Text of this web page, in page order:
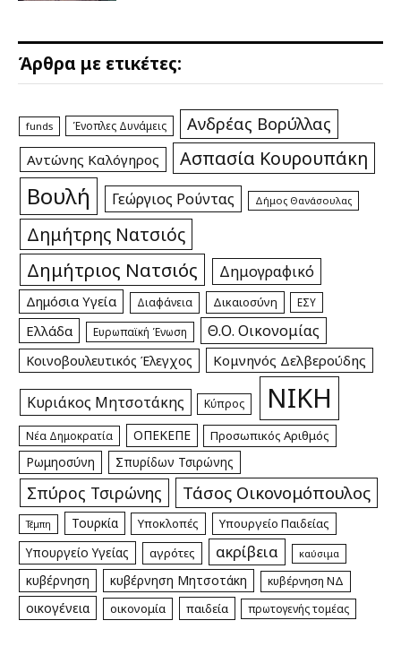
Άρθρα με ετικέτες:
funds Ένοπλες Δυνάμεις Ανδρέας Βορύλλας
Αντώνης Καλόγηρος Ασπασία Κουρουπάκη
Βουλή Γεώργιος Ρούντας Δήμος Θανάσουλας
Δημήτρης Νατσιός
Δημήτριος Νατσιός Δημογραφικό
Δημόσια Υγεία Διαφάνεια Δικαιοσύνη ΕΣΥ
Ελλάδα Ευρωπαϊκή Ένωση Θ.Ο. Οικονομίας
Κοινοβουλευτικός Έλεγχος Κομνηνός Δελβερούδης
Κυριάκος Μητσοτάκης Κύπρος ΝΙΚΗ
Νέα Δημοκρατία ΟΠΕΚΕΠΕ Προσωπικός Αριθμός
Ρωμηοσύνη Σπυρίδων Τσιρώνης
Σπύρος Τσιρώνης Τάσος Οικονομόπουλος
Τέμπη Τουρκία Υποκλοπές Υπουργείο Παιδείας
Υπουργείο Υγείας αγρότες ακρίβεια καύσιμα
κυβέρνηση κυβέρνηση Μητσοτάκη κυβέρνηση ΝΔ
οικογένεια οικονομία παιδεία πρωτογενής τομέας